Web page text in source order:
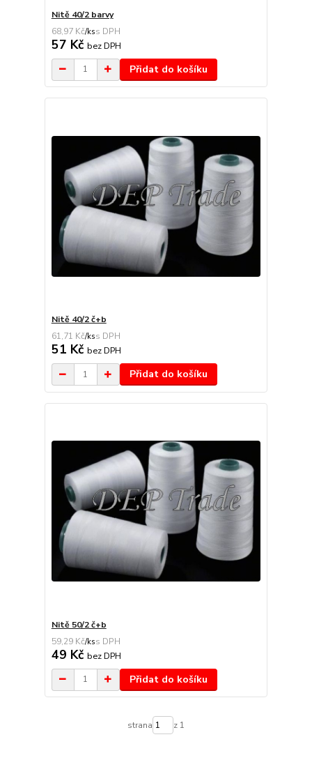
Nitě 40/2 barvy
68,97 Kč/ks
57 Kč bez DPH
Přidat do košíku
Nitě 40/2 č+b
61,71 Kč/ks
51 Kč bez DPH
Přidat do košíku
Nitě 50/2 č+b
59,29 Kč/ks
49 Kč bez DPH
Přidat do košíku
strana z 1